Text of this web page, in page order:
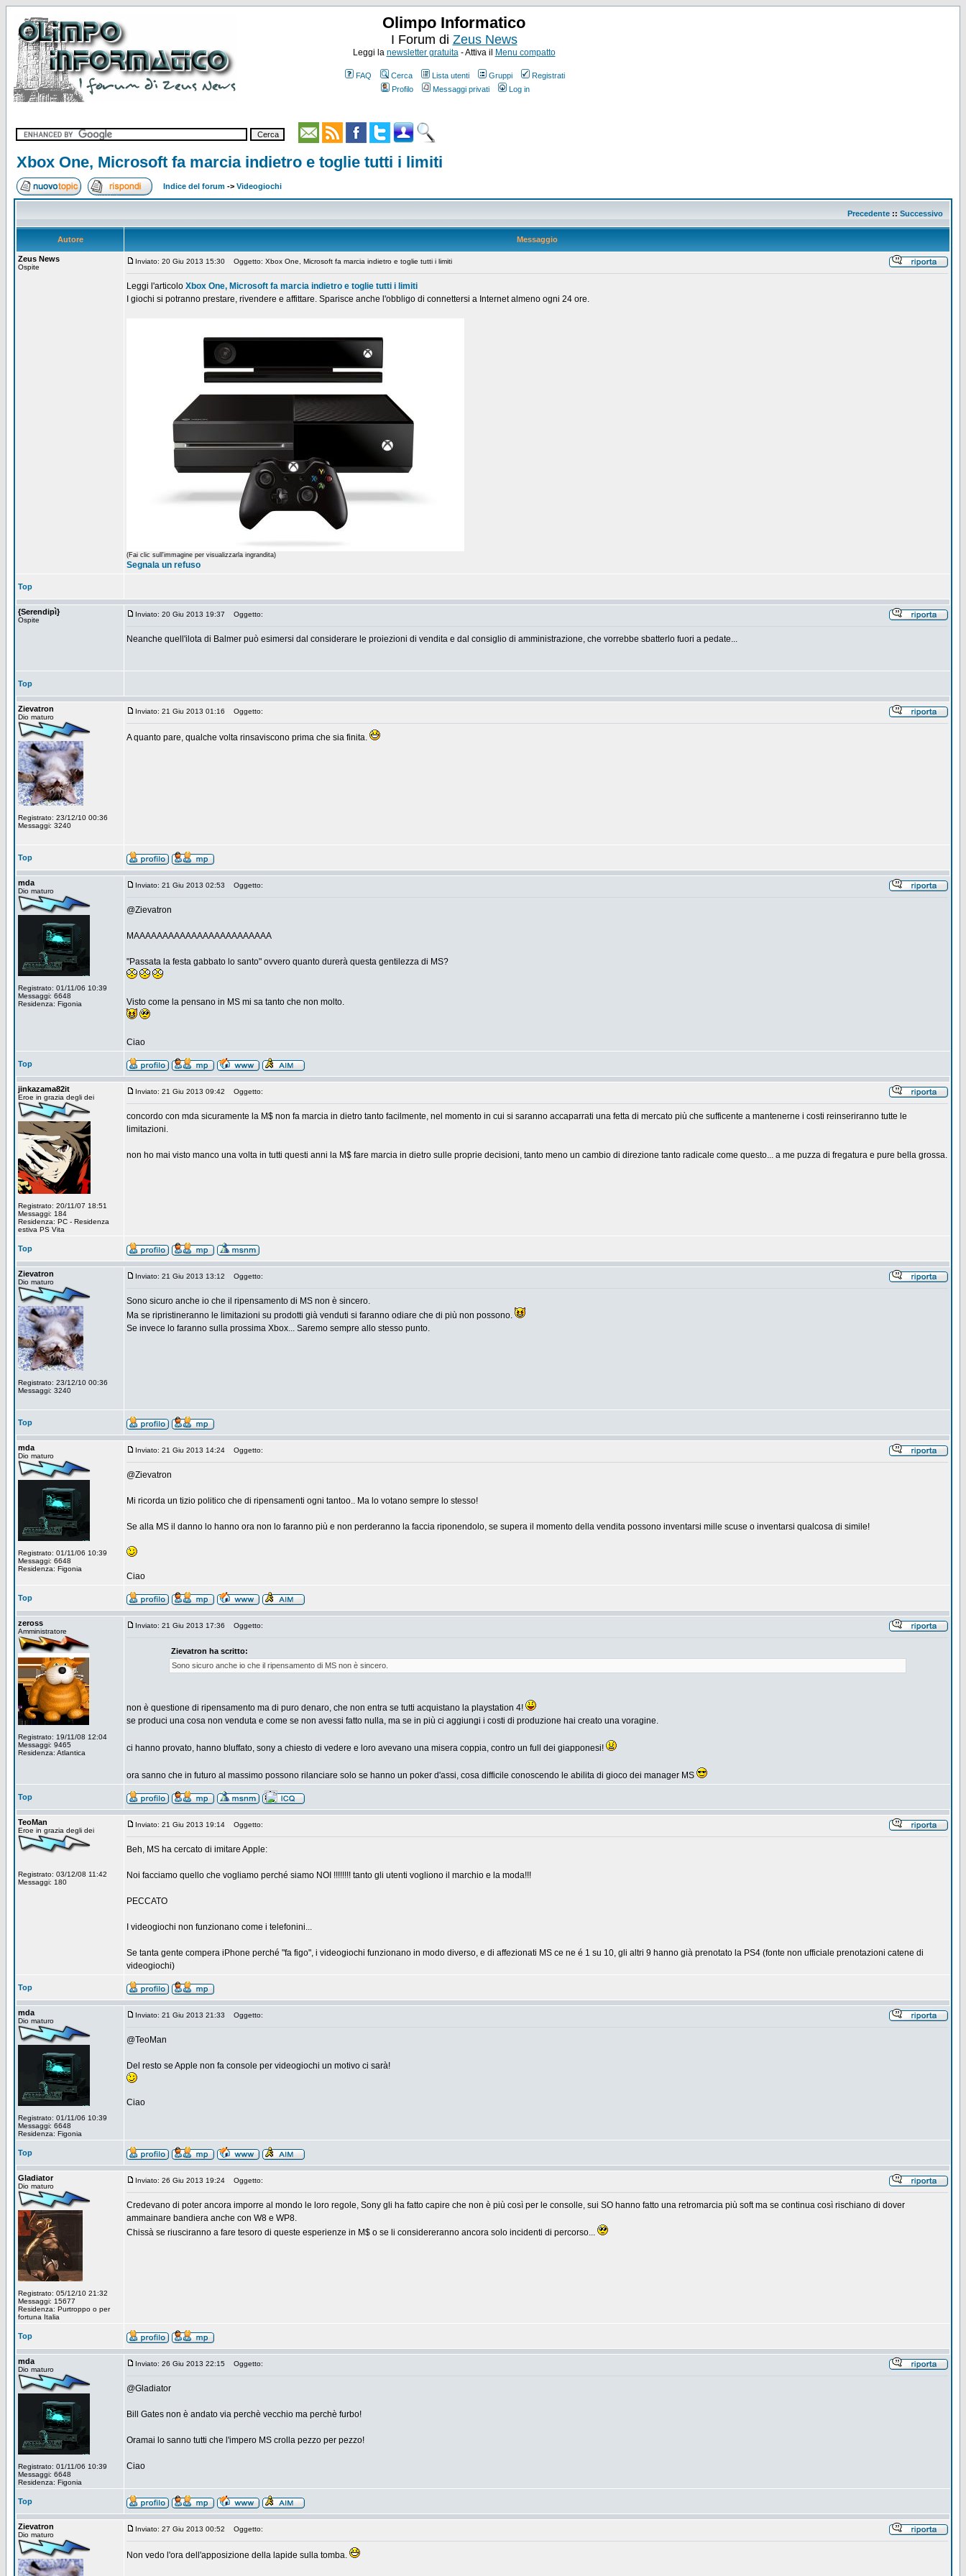
Olimpo Informatico
I Forum di Zeus News
Leggi la newsletter gratuita- Attiva il Menu compatto
FAQ Cerca Lista utenti Gruppi
Registrati
Profilo
Messaggi privati Log in
Xbox One, Microsoft fa marcia indietro e toglie tutti i limiti
Indice del forum -> Videogiochi
Precedente :: Successivo
Autore Messaggio
Zeus News
Ospite
Inviato: 20 Giu 2013 15:30 Oggetto: Xbox One, Microsoft fa marcia indietro e toglie tutti i limiti
Leggi l'articolo Xbox One, Microsoft fa marcia indietro e toglie tutti i limiti
I giochi si potranno prestare, rivendere e affittare. Sparisce anche l'obbligo di connettersi a Internet almeno ogni 24 ore.
(Fai clic sull'immagine per visualizzarla ingrandita)
Segnala un refuso
Top
{Serendipì}
Ospite
Inviato: 20 Giu 2013 19:37 Oggetto:
Neanche quell'ilota di Balmer può esimersi dal considerare le proiezioni di vendita e dal consiglio di amministrazione, che vorrebbe sbatterlo fuori a pedate...
Top
Zievatron
Dio maturo
Registrato: 23/12/10 00:36
Messaggi: 3240
Inviato: 21 Giu 2013 01:16 Oggetto:
A quanto pare, qualche volta rinsaviscono prima che sia finita.
Top
mda
Dio maturo
Registrato: 01/11/06 10:39
Messaggi: 6648
Residenza: Figonia
Inviato: 21 Giu 2013 02:53 Oggetto:
@Zievatron
MAAAAAAAAAAAAAAAAAAAAAAAA
"Passata la festa gabbato lo santo" ovvero quanto durerà questa gentilezza di MS?
Visto come la pensano in MS mi sa tanto che non molto.
Ciao
Top
jinkazama82it
Eroe in grazia degli dei
Registrato: 20/11/07 18:51
Messaggi: 184
Residenza: PC - Residenza
estiva PS Vita
Inviato: 21 Giu 2013 09:42 Oggetto:
concordo con mda sicuramente la M$ non fa marcia in dietro tanto facilmente, nel momento in cui si saranno accaparrati una fetta di mercato più che sufficente a mantenerne i costi reinseriranno tutte le
limitazioni.
non ho mai visto manco una volta in tutti questi anni la M$ fare marcia in dietro sulle proprie decisioni, tanto meno un cambio di direzione tanto radicale come questo... a me puzza di fregatura e pure bella grossa.
Top
Zievatron
Dio maturo
Registrato: 23/12/10 00:36
Messaggi: 3240
Inviato: 21 Giu 2013 13:12 Oggetto:
Sono sicuro anche io che il ripensamento di MS non è sincero.
Ma se ripristineranno le limitazioni su prodotti già venduti si faranno odiare che di più non possono.
Se invece lo faranno sulla prossima Xbox... Saremo sempre allo stesso punto.
Top
mda
Dio maturo
Registrato: 01/11/06 10:39
Messaggi: 6648
Residenza: Figonia
Inviato: 21 Giu 2013 14:24 Oggetto:
@Zievatron
Mi ricorda un tizio politico che di ripensamenti ogni tantoo.. Ma lo votano sempre lo stesso!
Se alla MS il danno lo hanno ora non lo faranno più e non perderanno la faccia riponendolo, se supera il momento della vendita possono inventarsi mille scuse o inventarsi qualcosa di simile!
Ciao
Top
zeross
Amministratore
Registrato: 19/11/08 12:04
Messaggi: 9465
Residenza: Atlantica
Inviato: 21 Giu 2013 17:36 Oggetto:
Zievatron ha scritto:
Sono sicuro anche io che il ripensamento di MS non è sincero.
non è questione di ripensamento ma di puro denaro, che non entra se tutti acquistano la playstation 4!
se produci una cosa non venduta e come se non avessi fatto nulla, ma se in più ci aggiungi i costi di produzione hai creato una voragine.
ci hanno provato, hanno bluffato, sony a chiesto di vedere e loro avevano una misera coppia, contro un full dei giapponesi!
ora sanno che in futuro al massimo possono rilanciare solo se hanno un poker d'assi, cosa difficile conoscendo le abilita di gioco dei manager MS
Top
TeoMan
Eroe in grazia degli dei
Registrato: 03/12/08 11:42
Messaggi: 180
Inviato: 21 Giu 2013 19:14 Oggetto:
Beh, MS ha cercato di imitare Apple:
Noi facciamo quello che vogliamo perché siamo NOI !!!!!!!! tanto gli utenti vogliono il marchio e la moda!!!
PECCATO
I videogiochi non funzionano come i telefonini...
Se tanta gente compera iPhone perché "fa figo", i videogiochi funzionano in modo diverso, e di affezionati MS ce ne é 1 su 10, gli altri 9 hanno già prenotato la PS4 (fonte non ufficiale prenotazioni catene di
videogiochi)
Top
mda
Dio maturo
Registrato: 01/11/06 10:39
Messaggi: 6648
Residenza: Figonia
Inviato: 21 Giu 2013 21:33 Oggetto:
@TeoMan
Del resto se Apple non fa console per videogiochi un motivo ci sarà!
Ciao
Top
Gladiator
Dio maturo
Registrato: 05/12/10 21:32
Messaggi: 15677
Residenza: Purtroppo o per
fortuna Italia
Inviato: 26 Giu 2013 19:24 Oggetto:
Credevano di poter ancora imporre al mondo le loro regole, Sony gli ha fatto capire che non è più così per le consolle, sui SO hanno fatto una retromarcia più soft ma se continua così rischiano di dover
ammainare bandiera anche con W8 e WP8.
Chissà se riusciranno a fare tesoro di queste esperienze in M$ o se li considereranno ancora solo incidenti di percorso...
Top
mda
Dio maturo
Registrato: 01/11/06 10:39
Messaggi: 6648
Residenza: Figonia
Inviato: 26 Giu 2013 22:15 Oggetto:
@Gladiator
Bill Gates non è andato via perchè vecchio ma perchè furbo!
Oramai lo sanno tutti che l'impero MS crolla pezzo per pezzo!
Ciao
Top
Zievatron
Dio maturo
Inviato: 27 Giu 2013 00:52 Oggetto:
Non vedo l'ora dell'apposizione della lapide sulla tomba.